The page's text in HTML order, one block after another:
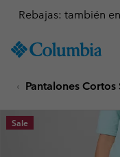
TO
SKIP
MAIN
NAV
Rebajas: también
Pantalones Cortos
Sale